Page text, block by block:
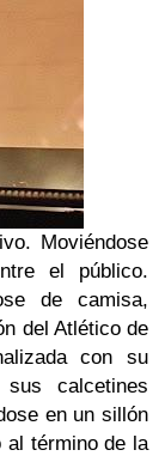
Moviéndose
el público.
de camisa,
del Atlético de
con su
calcetines
en un sillón
al término de la